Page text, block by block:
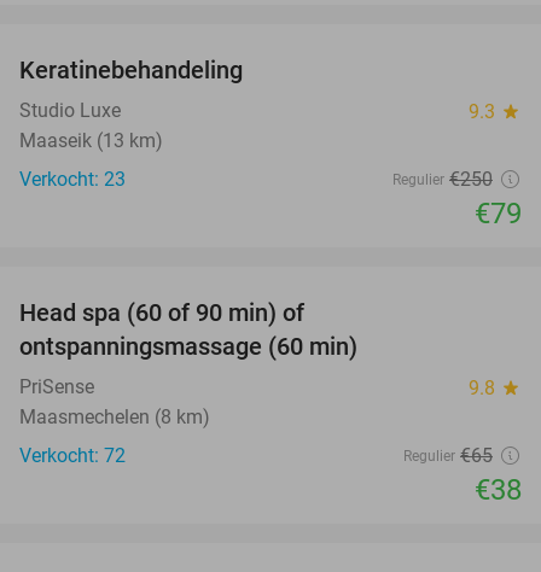
Keratinebehandeling
Studio Luxe 9.3 star
Maaseik (13 km)
Verkocht: 23
Regulier €250
€79
Head spa (60 of 90 min) of
ontspanningsmassage (60 min)
PriSense 9.8 star
Maasmechelen (8 km)
Verkocht: 72
Regulier €65
€38